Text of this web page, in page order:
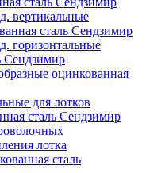
вертикальные
сталь Сендзимир
горизонтальные
Сендзимир
оцинкованная
для лотков
сталь Сендзимир
лотка
сталь